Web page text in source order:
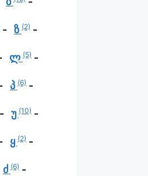
ზ (2)
ლ (5)
პ (6)
უ (10)
ყ (2)
ძ (6)